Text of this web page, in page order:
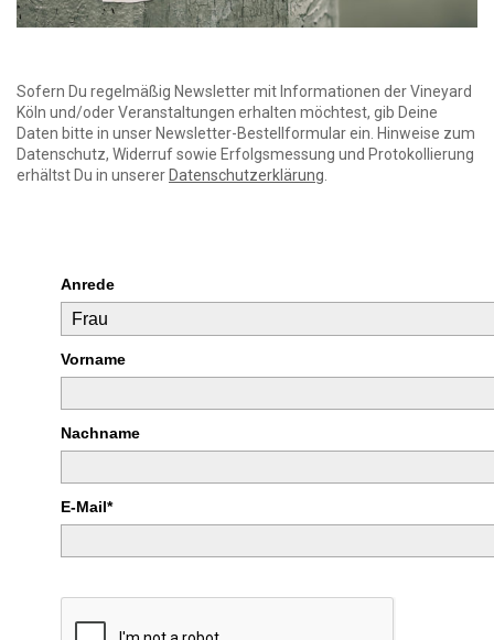
Sofern Du regelmäßig Newsletter mit Informationen der Vineyard
Köln und/oder Veranstaltungen erhalten möchtest, gib Deine
Daten bitte in unser Newsletter-Bestellformular ein. Hinweise zum
Datenschutz, Widerruf sowie Erfolgsmessung und Protokollierung
erhältst Du in unserer Datenschutzerklärung
Anrede
Vorname
Nachname
E-Mail*